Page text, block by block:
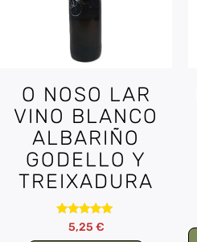
O NOSO LAR
VINO BLANCO
ALBARIÑO
GODELLO Y
TREIXADURA
Valorado
con
5,25 €